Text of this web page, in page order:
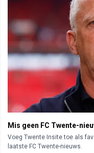
Mis geen FC Twente-
Voeg Twente Insite toe als
laatste FC Twente-nieuws.